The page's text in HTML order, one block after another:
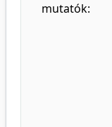
mutatók: